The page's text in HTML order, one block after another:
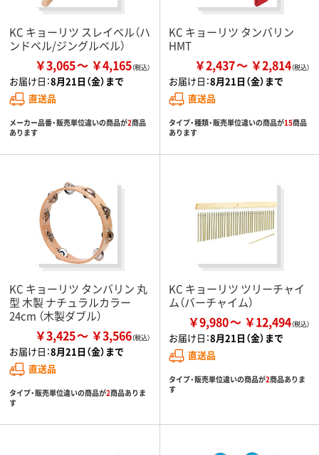
KC キョーリツ スレイベル（ハ
ンドベル/ジングルベル）
￥3,065 ￥4,165
お届け日：8月21日（金）まで
直送品
メーカー品番・販売単位違いの商品が2商品
あります
KC キョーリツ タンバリン
HMT
￥2,437 ￥2,814
お届け日：8月21日（金）まで
直送品
タイプ・種類・販売単位違いの商品が15商品
あります
KC キョーリツ タンバリン 丸
型 木製 ナチュラルカラー
24cm （木製ダブル）
￥3,425 ￥3,566
お届け日：8月21日（金）まで
直送品
タイプ・販売単位違いの商品が2商品ありま
す
KC キョーリツ ツリーチャイ
ム（バーチャイム）
￥9,980 ￥12,494
お届け日：8月21日（金）まで
直送品
タイプ・販売単位違いの商品が2商品ありま
す